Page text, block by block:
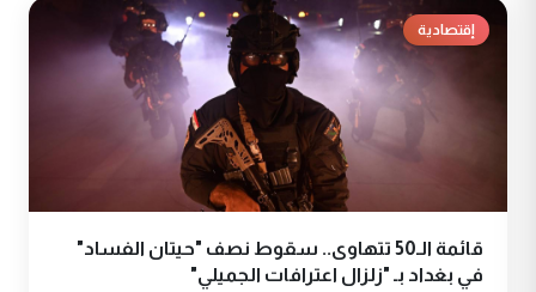
إقتصادية
قائمة الـ50 تتهاوى.. سقوط نصف "حيتان الفساد"
في بغداد بـ "زلزال اعترافات الجميلي"